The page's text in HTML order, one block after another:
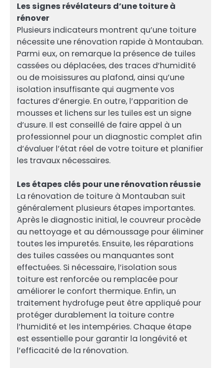
Les signes révélateurs d’une toiture à
rénover
Plusieurs indicateurs montrent qu’une toiture
nécessite une rénovation rapide à Montauban.
Parmi eux, on remarque la présence de tuiles
cassées ou déplacées, des traces d’humidité
ou de moisissures au plafond, ainsi qu’une
isolation insuffisante qui augmente vos
factures d’énergie. En outre, l’apparition de
mousses et lichens sur les tuiles est un signe
d’usure. Il est conseillé de faire appel à un
professionnel pour un diagnostic complet afin
d’évaluer l’état réel de votre toiture et planifier
les travaux nécessaires.
Les étapes clés pour une rénovation réussie
La rénovation de toiture à Montauban suit
généralement plusieurs étapes importantes.
Après le diagnostic initial, le couvreur procède
au nettoyage et au démoussage pour éliminer
toutes les impuretés. Ensuite, les réparations
des tuiles cassées ou manquantes sont
effectuées. Si nécessaire, l’isolation sous
toiture est renforcée ou remplacée pour
améliorer le confort thermique. Enfin, un
traitement hydrofuge peut être appliqué pour
protéger durablement la toiture contre
l’humidité et les intempéries. Chaque étape
est essentielle pour garantir la longévité et
l’efficacité de la rénovation.